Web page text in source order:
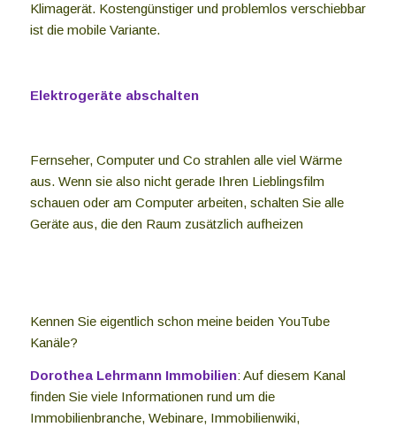
Klimagerät. Kostengünstiger und problemlos verschiebbar
ist die mobile Variante.
Elektrogeräte abschalten
Fernseher, Computer und Co strahlen alle viel Wärme
aus. Wenn sie also nicht gerade Ihren Lieblingsfilm
schauen oder am Computer arbeiten, schalten Sie alle
Geräte aus, die den Raum zusätzlich aufheizen
Kennen Sie eigentlich schon meine beiden YouTube
Kanäle?
Dorothea Lehrmann Immobilien: Auf diesem Kanal
finden Sie viele Informationen rund um die
Immobilienbranche, Webinare, Immobilienwiki,